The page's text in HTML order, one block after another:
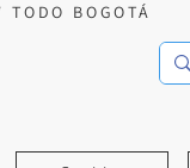
BOGOTÁ